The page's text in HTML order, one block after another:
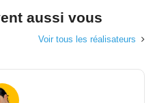
aussi vous
Voir tous les réalisateurs